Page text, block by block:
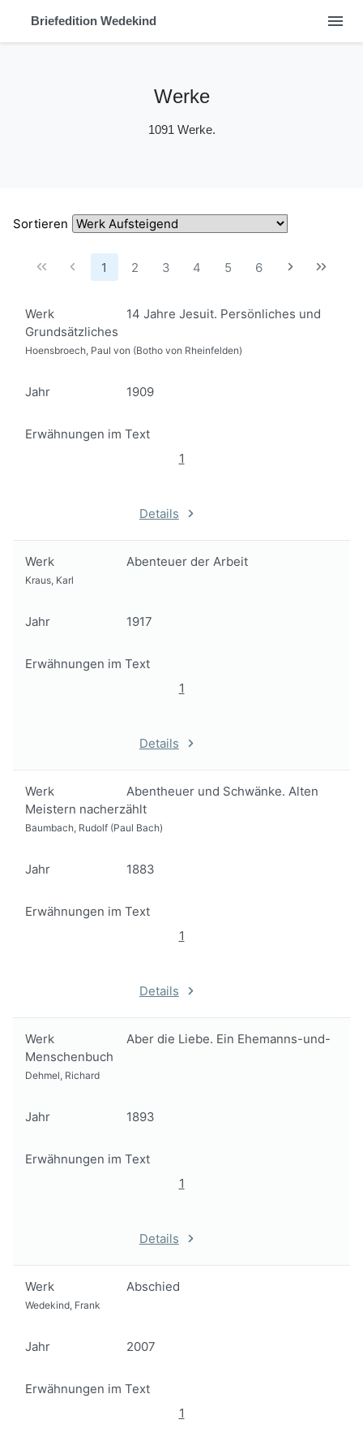
Briefedition Wedekind menu
Werke
1091 Werke.
Sortieren
1 2 3 4 5 6
Werk
14 Jahre Jesuit. Persönliches und
Grundsätzliches
Hoensbroech, Paul von (Botho von Rheinfelden)
Jahr 1909
Erwähnungen im Text
1
Details
Werk Abenteuer der Arbeit
Kraus, Karl
Jahr 1917
Erwähnungen im Text
1
Details
Werk
Abentheuer und Schwänke. Alten
Meistern nacherzählt
Baumbach, Rudolf (Paul Bach)
Jahr 1883
Erwähnungen im Text
1
Details
Werk
Aber die Liebe. Ein Ehemanns-und-
Menschenbuch
Dehmel, Richard
Jahr 1893
Erwähnungen im Text
1
Details
Werk Abschied
Wedekind, Frank
Jahr 2007
Erwähnungen im Text
1